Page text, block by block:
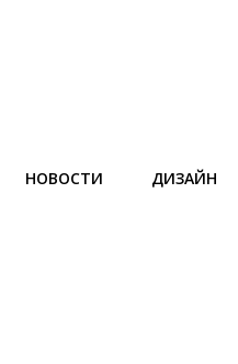
НОВОСТИ ДИЗАЙН